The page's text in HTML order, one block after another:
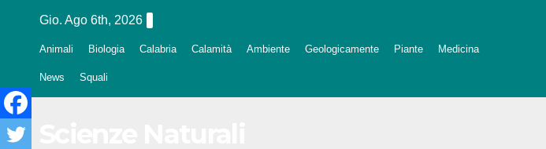
Gio. Ago 6th, 2026
Animali Biologia Calabria Calamità Ambiente Geologicamente Piante Medicina
News Squali